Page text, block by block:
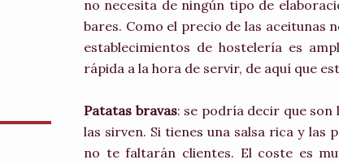
no necesita de ningún tipo de
bares. Como el precio de las aceitunas
establecimientos de hostelería es
rápida a la hora de servir, de aquí que
Patatas bravas: se podría decir que son
las sirven. Si tienes una salsa rica y las
no te faltarán clientes. El coste es